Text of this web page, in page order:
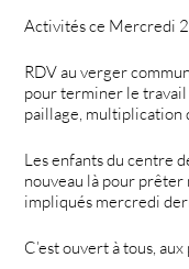
Activités ce Mercredi
RDV au verger
pour terminer le
paillage, multiplication
Les enfants du centre
nouveau là pour prêter
impliqués mercredi
C’est ouvert à tous,